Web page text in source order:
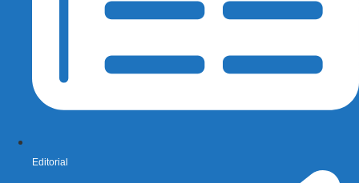
Editorial